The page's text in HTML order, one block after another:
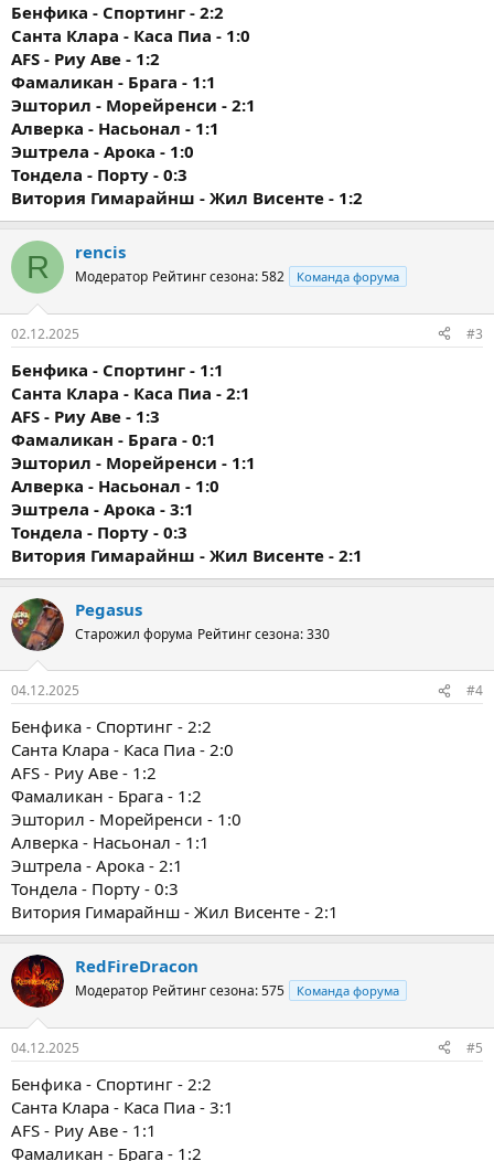
Бенфика - Спортинг - 2:2
Санта Клара - Каса Пиа - 1:0
AFS - Риу Аве - 1:2
Фамаликан - Брага - 1:1
Эшторил - Морейренси - 2:1
Алверка - Насьонал - 1:1
Эштрела - Арока - 1:0
Тондела - Порту - 0:3
Витория Гимарайнш - Жил Висенте - 1:2
R rencis
Модератор Рейтинг сезона: 582 Команда форума
02.12.2025 #3
Бенфика - Спортинг - 1:1
Санта Клара - Каса Пиа - 2:1
AFS - Риу Аве - 1:3
Фамаликан - Брага - 0:1
Эшторил - Морейренси - 1:1
Алверка - Насьонал - 1:0
Эштрела - Арока - 3:1
Тондела - Порту - 0:3
Витория Гимарайнш - Жил Висенте - 2:1
Pegasus
Старожил форума Рейтинг сезона: 330
04.12.2025 #4
Бенфика - Спортинг - 2:2
Санта Клара - Каса Пиа - 2:0
AFS - Риу Аве - 1:2
Фамаликан - Брага - 1:2
Эшторил - Морейренси - 1:0
Алверка - Насьонал - 1:1
Эштрела - Арока - 2:1
Тондела - Порту - 0:3
Витория Гимарайнш - Жил Висенте - 2:1
RedFireDracon
Модератор Рейтинг сезона: 575 Команда форума
04.12.2025 #5
Бенфика - Спортинг - 2:2
Санта Клара - Каса Пиа - 3:1
AFS - Риу Аве - 1:1
Фамаликан - Брага - 1:2